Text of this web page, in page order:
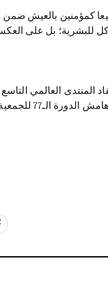
كمؤمنين بالعيش ضمن
للبشرية؛ بل على
المنتدى العالمي
العامة للأمم المتحدة.